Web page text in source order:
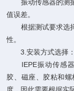
振动传感器的测振
值误差。
根据测试要求选择
性。
3.安装方式选择：
IEPE振动传感器
胶、磁座、胶粘和